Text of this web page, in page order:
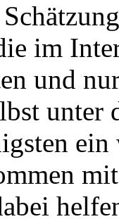
im
und
unter